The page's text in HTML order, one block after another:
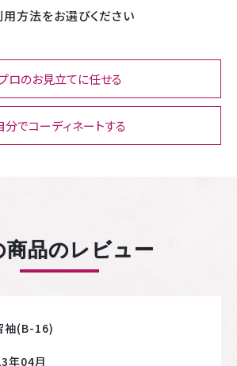
方法をお選びください
ロのお見立てに任せる
分でコーディネートする
商品のレビュー
袖(B-16)
年04月